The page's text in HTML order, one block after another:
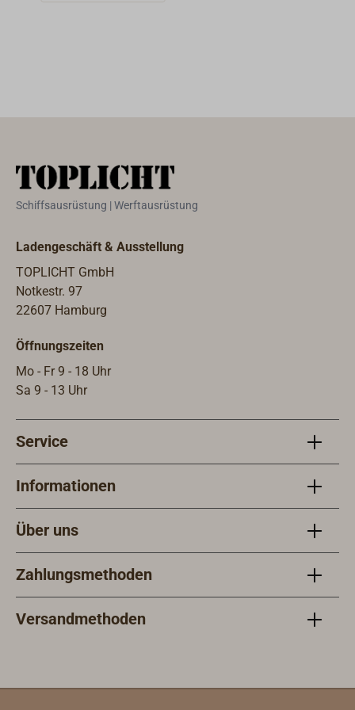
Schiffsausrüstung | Werftausrüstung
Ladengeschäft & Ausstellung
TOPLICHT GmbH
Notkestr. 97
22607 Hamburg
Öffnungszeiten
Mo - Fr 9 - 18 Uhr
Sa 9 - 13 Uhr
Service
Informationen
Über uns
Zahlungsmethoden
Versandmethoden